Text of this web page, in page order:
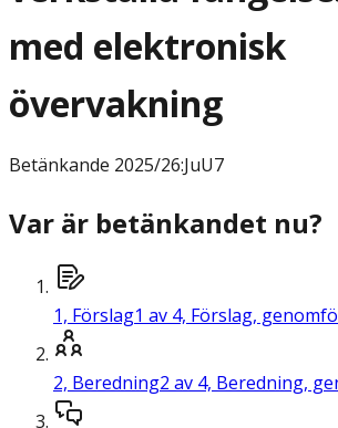
med elektronisk
övervakning
Betänkande 2025/26:JuU7
Var är betänkandet nu?
1, Förslag1 av 4, Förslag,
2, Beredning2 av 4, Beredning,